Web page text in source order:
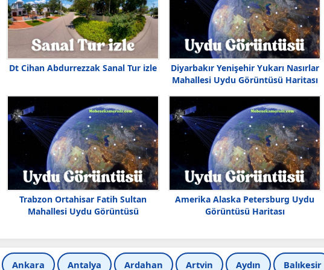
Dt Cihan Abdurrezzak Sanal Tur izle
Diyarbakır Yenişehir Yukarı Nasırlar
Mahallesi Uydu Görüntüsü Haritası
Trabzon Ortahisar Fatih Sultan
Mahallesi Uydu Görüntüsü
Amerika Alaska Petersburg Uydu
Görüntüsü Haritası
Ankara Antalya Ardahan Artvin Aydın Balıkesir